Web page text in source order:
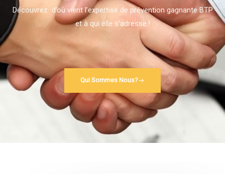
Découvrez d’où vient l’expertise de prévention gagnante BTP
et à qui elle s’adresse !
Qui Sommes Nous?